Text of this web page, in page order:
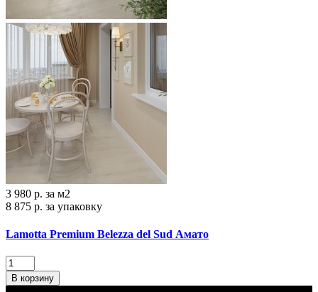
3 980 р. за м2
8 875 р. за упаковку
Lamotta Premium Belezza del Sud Амато
В корзину